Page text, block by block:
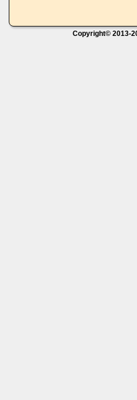
Copyright© 2013-